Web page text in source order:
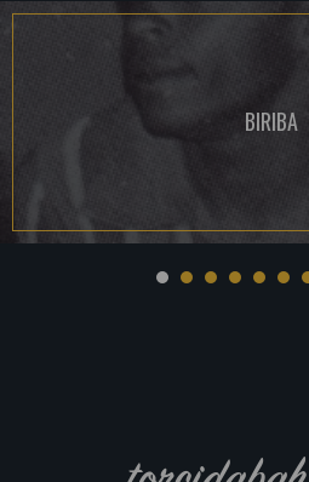
BIRIBA